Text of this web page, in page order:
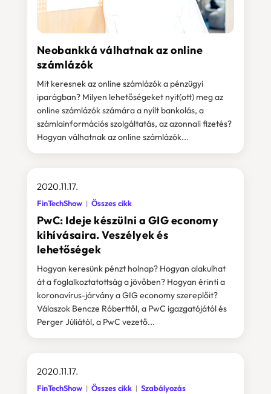
Neobankká válhatnak az online
számlázók
Mit keresnek az online számlázók a pénzügyi
iparágban? Milyen lehetőségeket nyit(ott) meg az
online számlázók számára a nyílt bankolás, a
számlainformációs szolgáltatás, az azonnali fizetés?
Hogyan válhatnak az online számlázók...
PwC: Ideje készülni a GIG economy
kihívásaira. Veszélyek és
lehetőségek
2020.11.17.
FinTechShow Összes cikk
Hogyan keresünk pénzt holnap? Hogyan alakulhat
át a foglalkoztatottság a jövőben? Hogyan érinti a
koronavírus-járvány a GIG economy szereplőit?
Válaszok Bencze Róberttől, a PwC igazgatójától és
Perger Júliától, a PwC vezető...
2020.11.17.
FinTechShow Összes cikk Szabályozás